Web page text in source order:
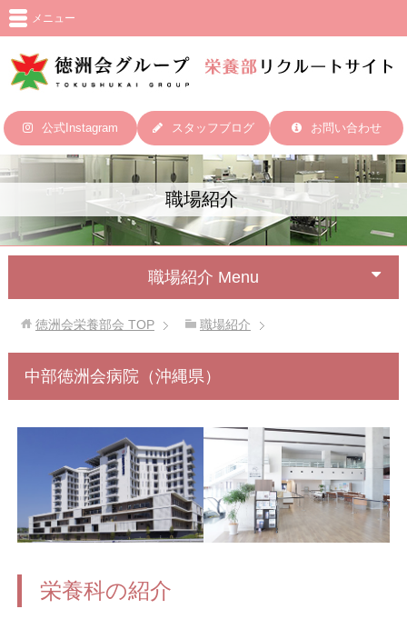
メニュー
公式Instagram スタッフブログ お問い合わせ
職場紹介
徳洲会栄養部会 TOP 職場紹介
中部徳洲会病院（沖縄県）
栄養科の紹介
職場紹介 Menu